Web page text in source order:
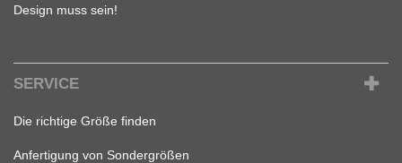
Design muss sein!
SERVICE
Die richtige Größe finden
Anfertigung von Sondergrößen